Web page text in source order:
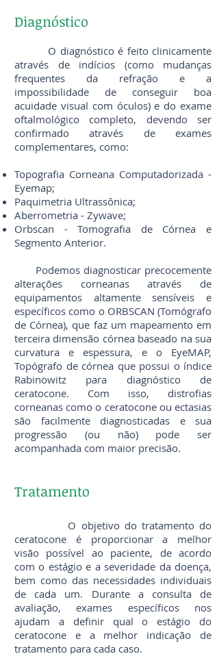
Diagnóstico
O diagnóstico é feito clinicamente
através de indícios (como mudanças
frequentes da refração e a
impossibilidade de conseguir boa
acuidade visual com óculos) e do exame
oftalmológico completo, devendo ser
confirmado através de exames
complementares, como:
Topografia Corneana Computadorizada -
Eyemap;
Paquimetria Ultrassônica;
Aberrometria - Zywave;
Orbscan - Tomografia de Córnea e
Segmento Anterior.
Podemos diagnosticar precocemente
alterações corneanas através de
equipamentos altamente sensíveis e
específicos como o ORBSCAN (Tomógrafo
de Córnea), que faz um mapeamento em
terceira dimensão córnea baseado na sua
curvatura e espessura, e o EyeMAP,
Topógrafo de córnea que possui o índice
Rabinowitz para diagnóstico de
ceratocone. Com isso, distrofias
corneanas como o ceratocone ou ectasias
são facilmente diagnosticadas e sua
progressão (ou não) pode ser
acompanhada com maior precisão.
Tratamento
O objetivo do tratamento do
ceratocone é proporcionar a melhor
visão possível ao paciente, de acordo
com o estágio e a severidade da doença,
bem como das necessidades individuais
de cada um. Durante a consulta de
avaliação, exames específicos nos
ajudam a definir qual o estágio do
ceratocone e a melhor indicação de
tratamento para cada caso.